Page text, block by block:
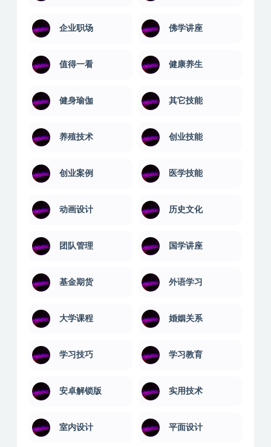
企业职场 佛学讲座
值得一看 健康养生
健身瑜伽 其它技能
养殖技术 创业技能
创业案例 医学技能
动画设计 历史文化
团队管理 国学讲座
基金期货 外语学习
大学课程 婚姻关系
学习技巧 学习教育
安卓解锁版 实用技术
室内设计 平面设计